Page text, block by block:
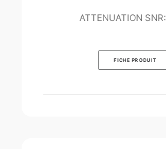
ATTENUATION SNR:
FICHE PRODUIT